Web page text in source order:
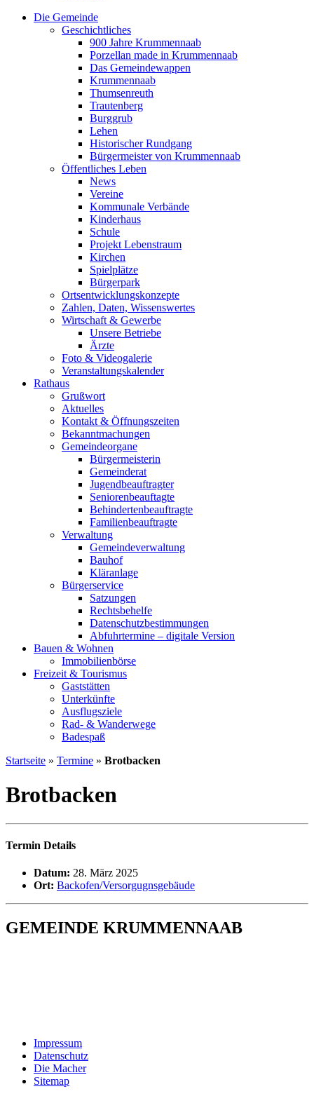
Die Gemeinde
Geschichtliches
900 Jahre Krummennaab
Porzellan made in Krummennaab
Das Gemeindewappen
Krummennaab
Thumsenreuth
Trautenberg
Burggrub
Lehen
Historischer Rundgang
Bürgermeister von Krummennaab
Öffentliches Leben
News
Vereine
Kommunale Verbände
Kinderhaus
Schule
Projekt Lebenstraum
Kirchen
Spielplätze
Bürgerpark
Ortsentwicklungskonzepte
Zahlen, Daten, Wissenswertes
Wirtschaft & Gewerbe
Unsere Betriebe
Ärzte
Foto & Videogalerie
Veranstaltungskalender
Rathaus
Grußwort
Aktuelles
Kontakt & Öffnungszeiten
Bekanntmachungen
Gemeindeorgane
Bürgermeisterin
Gemeinderat
Jugendbeauftragter
Seniorenbeauftagte
Behindertenbeauftragte
Familienbeauftragte
Verwaltung
Gemeindeverwaltung
Bauhof
Kläranlage
Bürgerservice
Satzungen
Rechtsbehelfe
Datenschutzbestimmungen
Abfuhrtermine – digitale Version
Bauen & Wohnen
Immobilienbörse
Freizeit & Tourismus
Gaststätten
Unterkünfte
Ausflugsziele
Rad- & Wanderwege
Badespaß
Startseite » Termine » Brotbacken
Brotbacken
Termin Details
Datum: 28. März 2025
Ort: Backofen/Versorgugnsgebäude
GEMEINDE KRUMMENNAAB
Impressum
Datenschutz
Die Macher
Sitemap